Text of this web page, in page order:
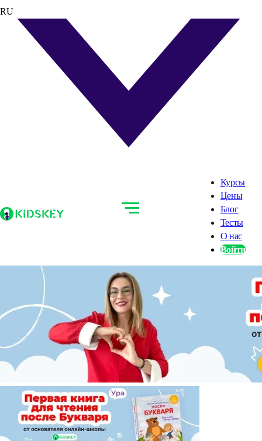
RU
Курсы
Цены
Блог
Тесты
О нас
Войти